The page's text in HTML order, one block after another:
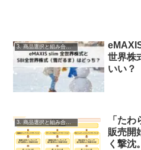
3. 商品選択と組み合わせ
世界株
いい？
「た
販売開
く撃沈